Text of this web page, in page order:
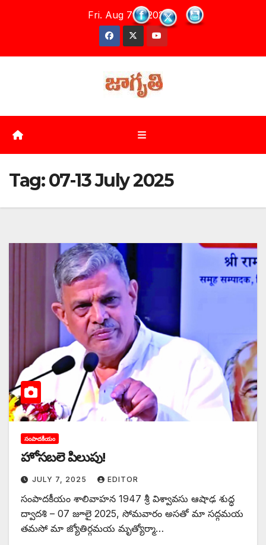
Fri. Aug 7th, 2026
Tag:07-13 July 2025
సంపాదకీయం
హోసబలె పిలుపు!
JULY 7, 2025 EDITOR
సంపాదకీయం శాలివాహన 1947 శ్రీ విశ్వావసు ఆషాఢ శుద్ధ
ద్వాదశి – 07 జూలై 2025, సోమవారం అసతో మా సద్గమయ
తమసో మా జ్యోతిర్గమయ మృత్యోర్మా…